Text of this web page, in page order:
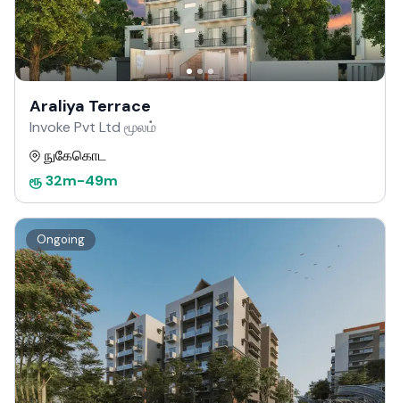
Araliya Terrace
Invoke Pvt Ltd மூலம்
நுகேகொட
ரூ32m-49m
Ongoing